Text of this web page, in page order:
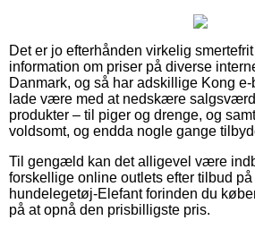
Det er jo efterhånden virkelig
information om priser på diverse
Danmark, og så har adskillige Kong
lade være med at nedskære
produkter – til piger og drenge, og
voldsomt, og endda nogle gange
Til gengæld kan det alligevel være
forskellige online outlets efter tilbud
hundelegetøj-Elefant forinden du
på at opnå den prisbilligste pris.